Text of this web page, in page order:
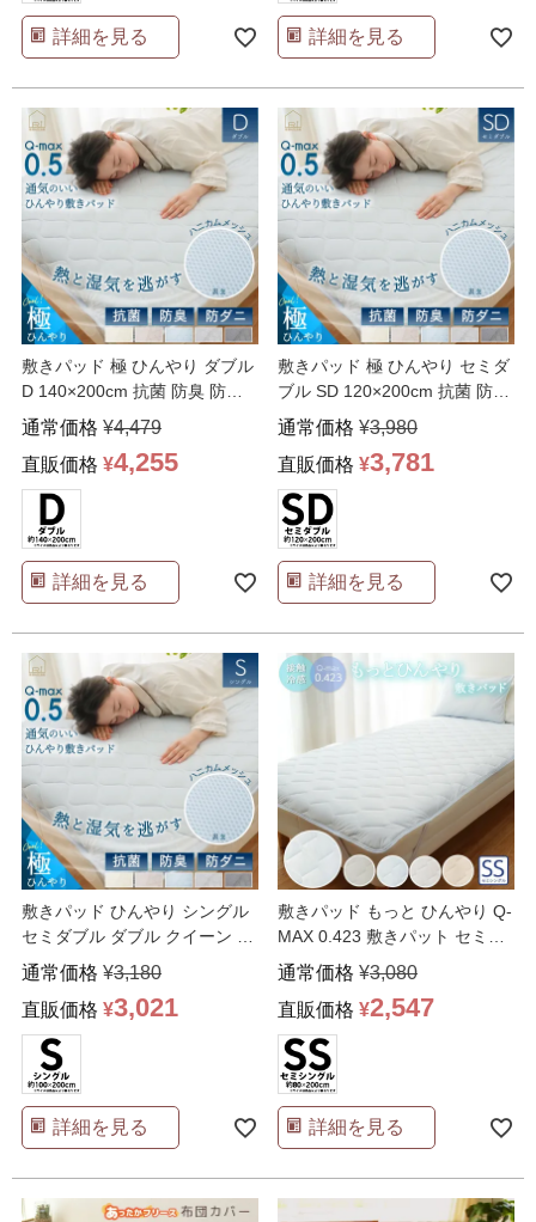
詳細を見る 詳細を見る
敷きパッド 極 ひんやり ダブル
D 140×200cm 抗菌 防臭 防ダ
ニ 吸 …
通常価格 ¥4,479
直販価格 ¥4,255
詳細を見る
敷きパッド 極 ひんやり セミダ
ブル SD 120×200cm 抗菌 防臭
防ダ…
通常価格 ¥3,980
直販価格 ¥3,781
詳細を見る
敷きパッド ひんやり シングル
セミダブル ダブル クイーン S
SD D Q…
通常価格 ¥3,180
直販価格 ¥3,021
詳細を見る
敷きパッド もっと ひんやり Q-
MAX 0.423 敷きパット セミシ
ングル…
通常価格 ¥3,080
直販価格 ¥2,547
詳細を見る